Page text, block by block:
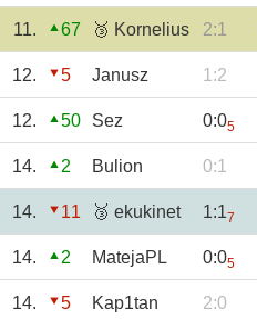
11. 67 🥉 Kornelius 2:1
12. 5 Janusz 1:2
12. 50 Sez 0:05
14. 2 Bulion 0:1
14. 11 🥉 ekukinet 1:17
14. 2 MatejaPL 0:05
14. 5 Kap1tan 2:0